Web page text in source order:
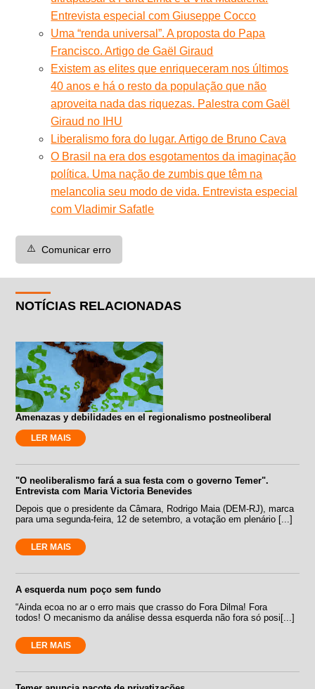
Entrevista especial com Giuseppe Cocco
Uma “renda universal”. A proposta do Papa
Francisco. Artigo de Gaël Giraud
Existem as elites que enriqueceram nos últimos
40 anos e há o resto da população que não
aproveita nada das riquezas. Palestra com Gaël
Giraud no IHU
Liberalismo fora do lugar. Artigo de Bruno Cava
O Brasil na era dos esgotamentos da imaginação
política. Uma nação de zumbis que têm na
melancolia seu modo de vida. Entrevista especial
com Vladimir Safatle
⚠️ Comunicar erro
NOTÍCIAS RELACIONADAS
Amenazas y debilidades en el regionalismo postneoliberal
LER MAIS
"O neoliberalismo fará a sua festa com o governo Temer".
Entrevista com Maria Victoria Benevides
Depois que o presidente da Câmara, Rodrigo Maia (DEM-RJ), marca
para uma segunda-feira, 12 de setembro, a votação em plenário [...]
LER MAIS
A esquerda num poço sem fundo
“Ainda ecoa no ar o erro mais que crasso do Fora Dilma! Fora
todos! O mecanismo da análise dessa esquerda não fora só posi[...]
LER MAIS